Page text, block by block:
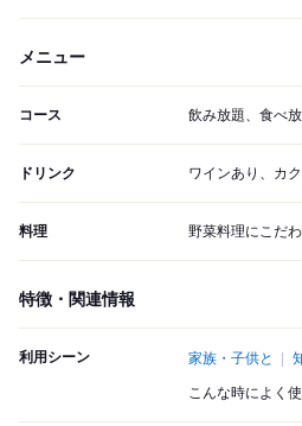
メニュー
コース 飲み放題、食べ
ドリンク ワインあり、カ
料理 野菜料理にこだ
特徴・関連情報
利用シーン 家族・子供と
こんな時によく使